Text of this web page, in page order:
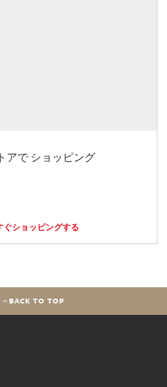
アで ショッピング
ぐショッピングする
BACK TO TOP